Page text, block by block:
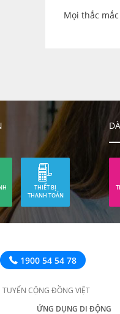
Mọi thắc
THIẾT BỊ
THANH TOÁN
1900 54 54 78
TUYẾN CỘNG ĐỒNG VIỆT
ỨNG DỤNG DI ĐỘNG